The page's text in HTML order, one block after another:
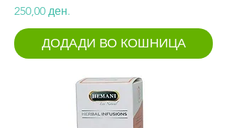
Price
250,00 ден.
ДОДАДИ ВО КОШНИЦА